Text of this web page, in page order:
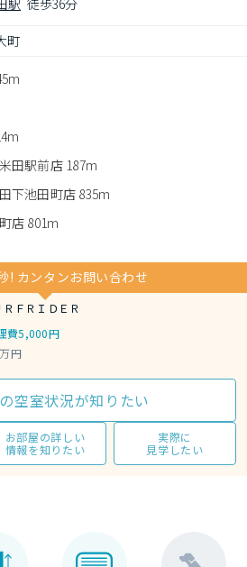
駅 徒歩36分
町
田駅前店 187m
下池田町店 835m
店 801m
! カンタンお問い合わせ
ＦＲＩＤＥＲ
費5,000円
円
空室状況が知りたい
お部屋の詳しい
情報を知りたい
実際に
見学したい